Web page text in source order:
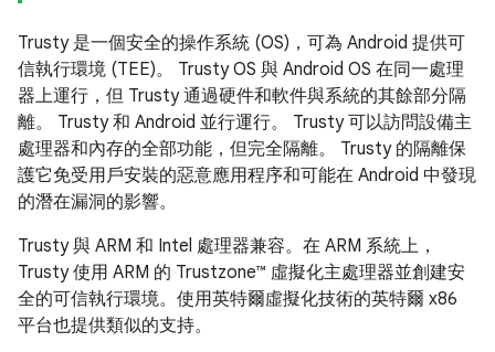
Trusty 是一個安全的操作系統 (OS)，可為 Android 提供可
信執行環境 (TEE)。 Trusty OS 與 Android OS 在同一處理
器上運行，但 Trusty 通過硬件和軟件與系統的其餘部分隔
離。 Trusty 和 Android 並行運行。 Trusty 可以訪問設備主
處理器和內存的全部功能，但完全隔離。 Trusty 的隔離保
護它免受用戶安裝的惡意應用程序和可能在 Android 中發現
的潛在漏洞的影響。
Trusty 與 ARM 和 Intel 處理器兼容。在 ARM 系統上，
Trusty 使用 ARM 的 Trustzone™ 虛擬化主處理器並創建安
全的可信執行環境。使用英特爾虛擬化技術的英特爾 x86
平台也提供類似的支持。